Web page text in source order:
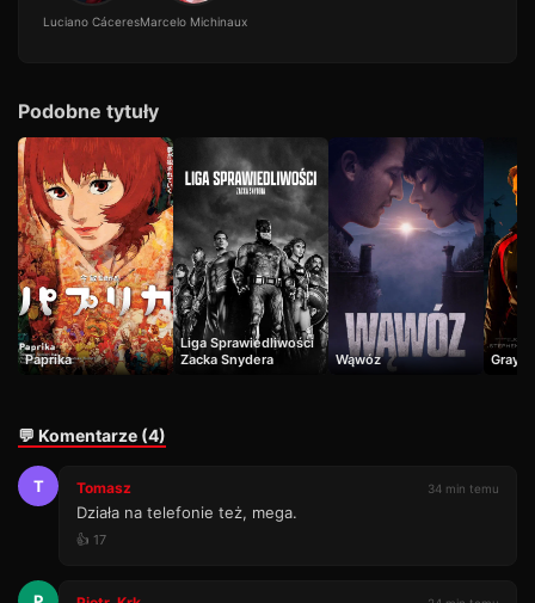
Luciano CáceresMarcelo Michinaux
Podobne tytuły
Paprika
Liga Sprawiedliwości
Zacka Snydera
Wąwóz Gray
💬 Komentarze (4)
T Tomasz 34 min temu
Działa na telefonie też, mega.
👍 17